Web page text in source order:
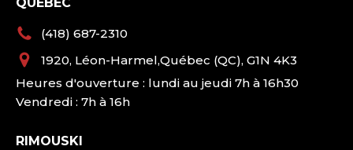
QUÉBEC
(418) 687-2310
1920, Léon-Harmel,Québec (QC), G1N 4K3
Heures d'ouverture : lundi au jeudi 7h à 16h30
Vendredi : 7h à 16h
RIMOUSKI